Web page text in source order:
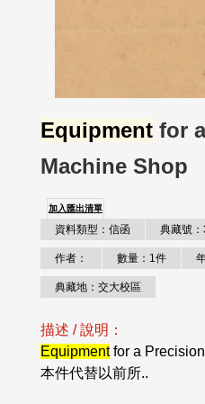
Equipment for
Machine Shop
加入匯出清單
資料類型：信函 典藏號
作者： 數量：1件
典藏地：交大校區
描述 / 說明：
Equipmentfor a
本件代替以前所..